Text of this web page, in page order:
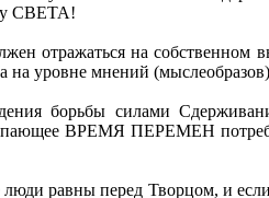
СВЕТА!
отражаться на
уровне мнений
борьбы силами
ВРЕМЯ ПЕРЕМЕН
равны перед Творцом, и